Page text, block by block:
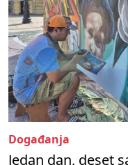
Događanja
Jedan dan, deset